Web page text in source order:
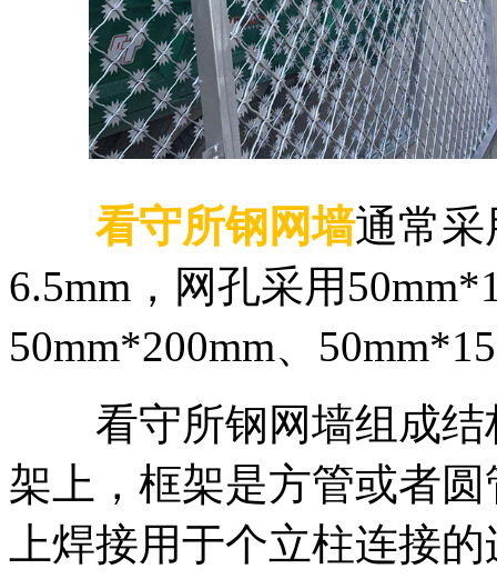
看守所钢网墙通常采
6.5mm，网孔采用
50mm*200mm、
看守所钢网墙组成结
架上，框架是方管或者
上焊接用于个立柱连接